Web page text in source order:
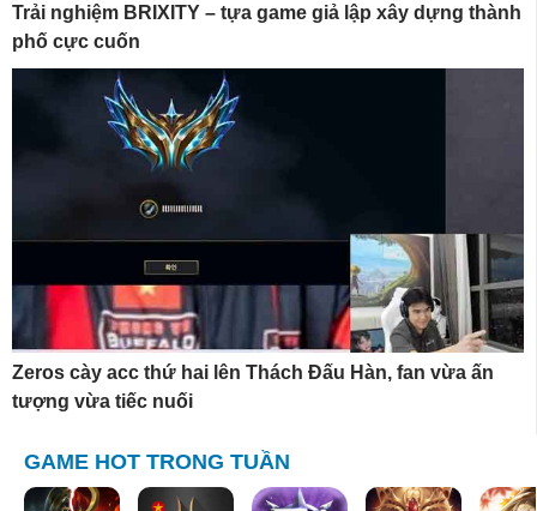
Trải nghiệm BRIXITY – tựa game giả lập xây dựng thành
phố cực cuốn
Zeros cày acc thứ hai lên Thách Đấu Hàn, fan vừa ấn
tượng vừa tiếc nuối
GAME HOT TRONG TUẦN